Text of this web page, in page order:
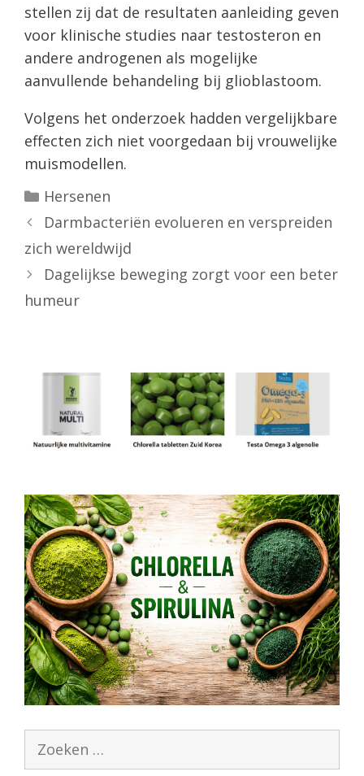
stellen zij dat de resultaten aanleiding geven
voor klinische studies naar testosteron en
andere androgenen als mogelijke
aanvullende behandeling bij glioblastoom.
Volgens het onderzoek hadden vergelijkbare
effecten zich niet voorgedaan bij vrouwelijke
muismodellen.
Categorieën
Hersenen
Darmbacteriën evolueren en verspreiden
zich wereldwijd
Dagelijkse beweging zorgt voor een beter
humeur
Zoek